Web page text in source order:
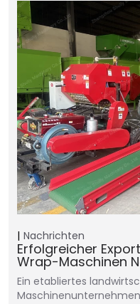
Nachrichten
Erfolgreicher
Wrap-Maschinen
Ein etabliertes